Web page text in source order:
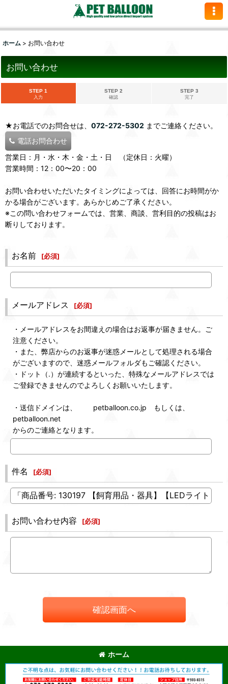
ホーム > お問い合わせ
お問い合わせ
STEP 1
入力
STEP 2
確認
STEP 3
完了
★お電話でのお問合せは、 072-272-5302 までご連絡ください。
電話お問合わせ
営業日：月・水・木・金・土・日 （定休日：火曜）
営業時間：12：00〜20：00
お問い合わせいただいたタイミングによっては、回答にお時間がか
かる場合がございます。あらかじめご了承ください。
※この問い合わせフォームでは、営業、商談、営利目的の投稿はお
断りしております。
お名前 [必須]
メールアドレス [必須]
・メールアドレスをお間違えの場合はお返事が届きません。ご
注意ください。
・また、弊店からのお返事が迷惑メールとして処理される場合
がございますので、迷惑メールフォルダもご確認ください。
・ドット（.）が連続するといった、特殊なメールアドレスでは
ご登録できませんのでよろしくお願いいたします。
・送信ドメインは、 petballoon.co.jp もしくは、
petballoon.net
からのご連絡となります。
件名 [必須]
お問い合わせ内容 [必須]
確認画面へ
ホーム